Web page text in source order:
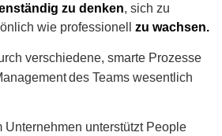
zu denken, sich zu
wie professionell zu wachsen.
verschiedene, smarte Prozesse
des Teams wesentlich
Unternehmen unterstützt People